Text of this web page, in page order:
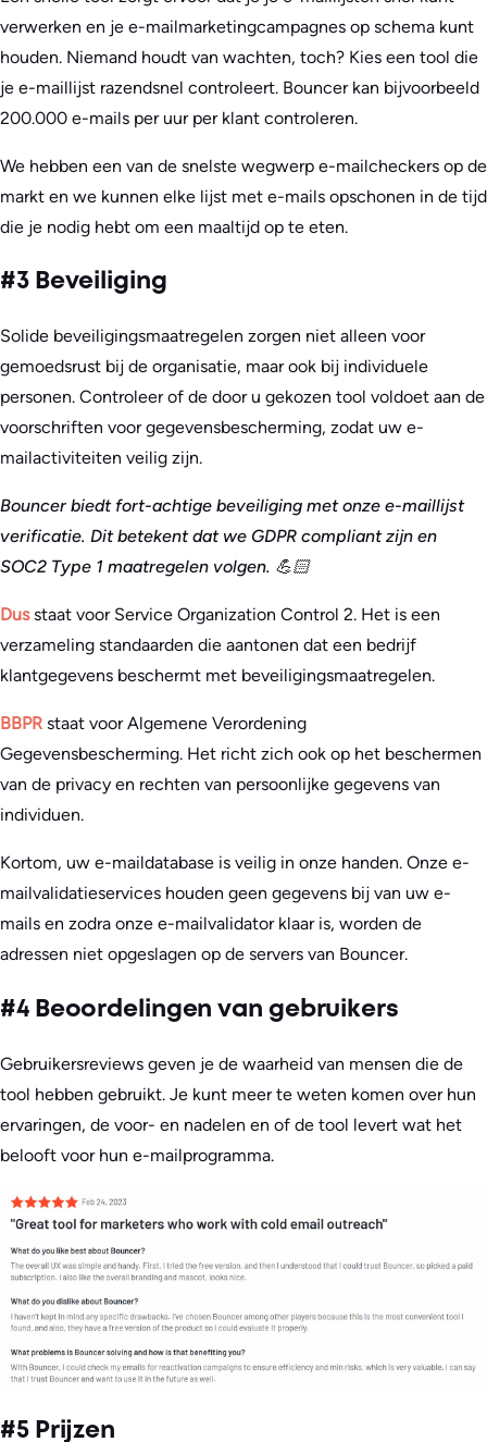
verwerken en je e-mailmarketingcampagnes op schema kunt
houden. Niemand houdt van wachten, toch? Kies een tool die
je e-maillijst razendsnel controleert. Bouncer kan bijvoorbeeld
200.000 e-mails per uur per klant controleren.
We hebben een van de snelste wegwerp e-mailcheckers op de
markt en we kunnen elke lijst met e-mails opschonen in de tijd
die je nodig hebt om een maaltijd op te eten.
#3 Beveiliging
Solide beveiligingsmaatregelen zorgen niet alleen voor
gemoedsrust bij de organisatie, maar ook bij individuele
personen. Controleer of de door u gekozen tool voldoet aan de
voorschriften voor gegevensbescherming, zodat uw e-
mailactiviteiten veilig zijn.
Bouncer biedt fort-achtige beveiliging met onze e-maillijst
verificatie. Dit betekent dat we GDPR compliant zijn en
SOC2 Type 1 maatregelen volgen. 💪🏻
Dusstaat voor Service Organization Control 2. Het is een
verzameling standaarden die aantonen dat een bedrijf
klantgegevens beschermt met beveiligingsmaatregelen.
BBPR staat voor Algemene Verordening
Gegevensbescherming. Het richt zich ook op het beschermen
van de privacy en rechten van persoonlijke gegevens van
individuen.
Kortom, uw e-maildatabase is veilig in onze handen. Onze e-
mailvalidatieservices houden geen gegevens bij van uw e-
mails en zodra onze e-mailvalidator klaar is, worden de
adressen niet opgeslagen op de servers van Bouncer.
#4 Beoordelingen van gebruikers
Gebruikersreviews geven je de waarheid van mensen die de
tool hebben gebruikt. Je kunt meer te weten komen over hun
ervaringen, de voor- en nadelen en of de tool levert wat het
belooft voor hun e-mailprogramma.
#5 Prijzen